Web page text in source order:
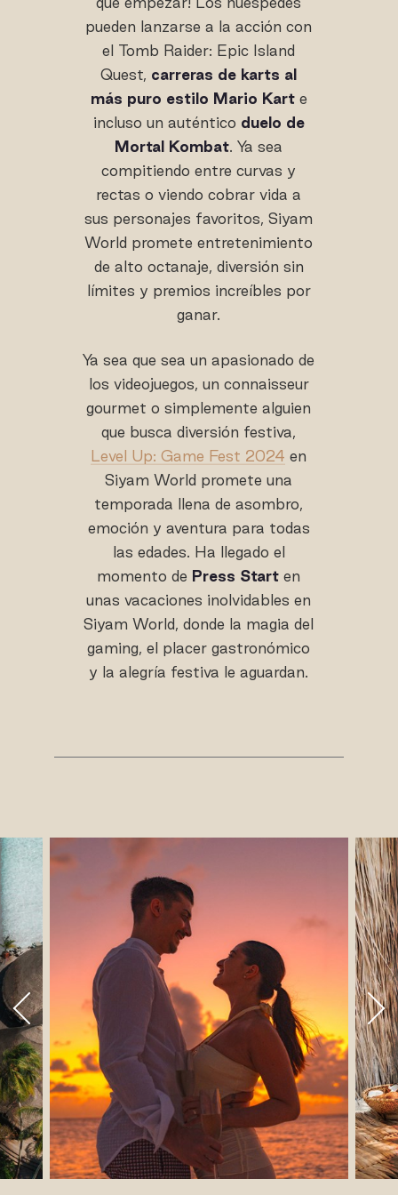
pueden lanzarse a la acción con
el Tomb Raider: Epic Island
Quest, carreras de karts al
más puro estilo Mario Karte
incluso un auténtico duelo de
Mortal Kombat . Ya sea
compitiendo entre curvas y
rectas o viendo cobrar vida a
sus personajes favoritos, Siyam
World promete entretenimiento
de alto octanaje, diversión sin
límites y premios increíbles por
ganar.
Ya sea que sea un apasionado de
los videojuegos, un connaisseur
gourmet o simplemente alguien
que busca diversión festiva,
Level Up: Game Fest 2024 en
Siyam World promete una
temporada llena de asombro,
emoción y aventura para todas
las edades. Ha llegado el
momento de Press Start en
unas vacaciones inolvidables en
Siyam World, donde la magia del
gaming, el placer gastronómico
y la alegría festiva le aguardan.